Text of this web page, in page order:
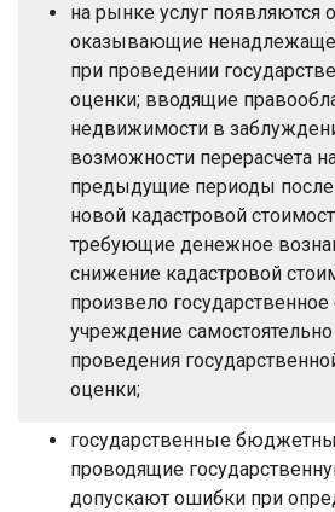
на рынке услуг появляются
оказывающие
при проведении
оценки; вводящие
недвижимости в
возможности перерасчета
предыдущие периоды после
новой кадастровой
требующие денежное
снижение кадастровой
произвело
учреждение
проведения
оценки;
государственные
проводящие
допускают ошибки при